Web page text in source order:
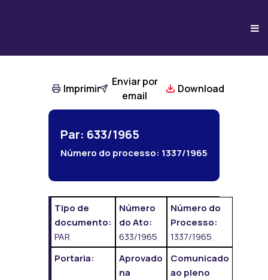
Imprimir
Enviar por
email
Download
Par: 633/1965
Número do processo: 1337/1965
Tipo de
documento:
PAR
Número
do Ato:
633/1965
Número do
Processo:
1337/1965
Portaria:
Aprovado
na
Comunicado
ao pleno